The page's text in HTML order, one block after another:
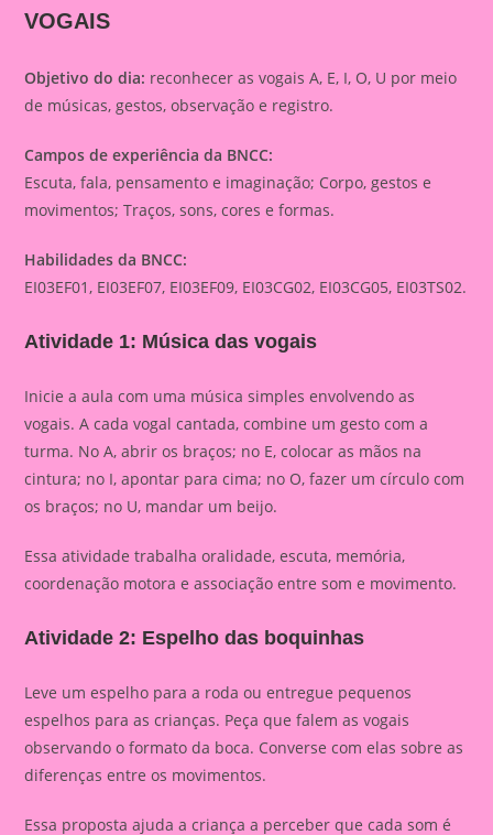
VOGAIS
Objetivo do dia: reconhecer as vogais A, E, I, O, U por meio
de músicas, gestos, observação e registro.
Campos de experiência da BNCC:
Escuta, fala, pensamento e imaginação; Corpo, gestos e
movimentos; Traços, sons, cores e formas.
Habilidades da BNCC:
EI03EF01, EI03EF07, EI03EF09, EI03CG02, EI03CG05, EI03TS02.
Atividade 1: Música das vogais
Inicie a aula com uma música simples envolvendo as
vogais. A cada vogal cantada, combine um gesto com a
turma. No A, abrir os braços; no E, colocar as mãos na
cintura; no I, apontar para cima; no O, fazer um círculo com
os braços; no U, mandar um beijo.
Essa atividade trabalha oralidade, escuta, memória,
coordenação motora e associação entre som e movimento.
Atividade 2: Espelho das boquinhas
Leve um espelho para a roda ou entregue pequenos
espelhos para as crianças. Peça que falem as vogais
observando o formato da boca. Converse com elas sobre as
diferenças entre os movimentos.
Essa proposta ajuda a criança a perceber que cada som é